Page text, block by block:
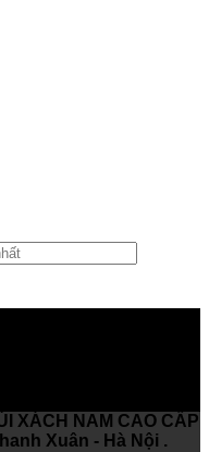
XÁCH NAM CAO CẤP
Xuân - Hà Nội .